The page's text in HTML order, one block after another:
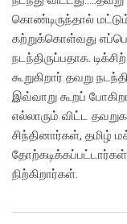
கொண்டிருந்தால்
கற்றுக்கொள்வது
நடந்திருப்பதாக.
கூறுகிறார் தவறு
இவ்வாறு கூறப்
எல்லாரும் விட்ட
சிந்தினார்கள், தமிழ்
நிற்கிறார்கள்.